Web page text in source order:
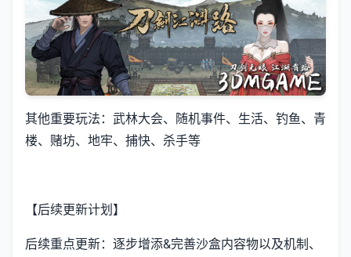
其他重要玩法：武林大会、随机事件、生活、钓鱼、青
楼、赌坊、地牢、捕快、杀手等
【后续更新计划】
后续重点更新：逐步增添&完善沙盒内容物以及机制、